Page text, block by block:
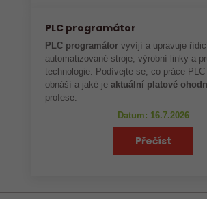
PLC programátor
PLC programátor vyvíjí a upravuje
automatizované stroje, výrobní linky a
technologie. Podívejte se, co práce PLC
obnáší a jaké je aktuální platové
profese.
Datum: 16.7.2026
Přečíst